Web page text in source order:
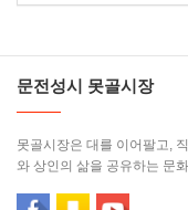
문전성시 못골시장
못골시장은 대를 이어팔고,
와 상인의 삶을 공유하는 문